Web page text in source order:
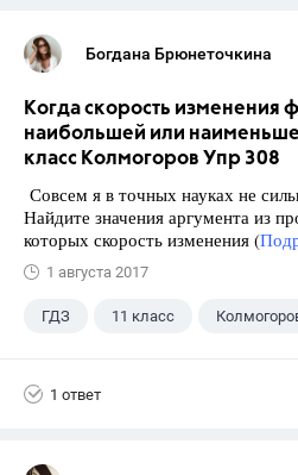
Богдана Брюнеточкина
Когда скорость изменения
наибольшей или
класс Колмогоров Упр 308
Совсем я в точных науках не
Найдите значения аргумента из
которых скорость изменения (
1 августа 2017
ГДЗ 11 класс
1 ответ